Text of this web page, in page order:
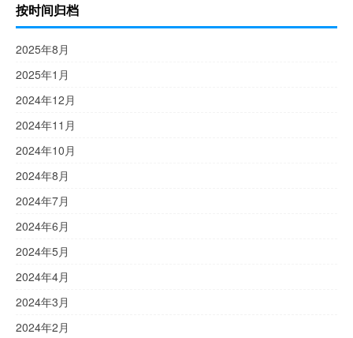
按时间归档
2025年8月
2025年1月
2024年12月
2024年11月
2024年10月
2024年8月
2024年7月
2024年6月
2024年5月
2024年4月
2024年3月
2024年2月